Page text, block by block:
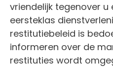
vriendelijk tegenover u
eersteklas
restitutiebeleid is
informeren over de
restituties wordt